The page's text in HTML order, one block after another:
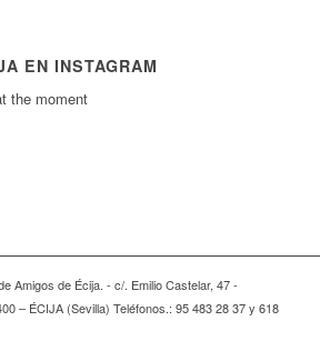
EN INSTAGRAM
the moment
Amigos de Écija. - c/. Emilio Castelar, 47 -
– ÉCIJA (Sevilla) Teléfonos.: 95 483 28 37 y 618